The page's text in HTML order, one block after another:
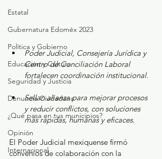
Estatal
Gubernatura Edoméx 2023
Política y Gobierno
Educación y Cultura
Seguridad y Justicia
Denuncia Ciudadana
¿Qué pasa en tus municipios?
Opinión
Internacional
Poder Judicial, Consejería Jurídica y
Centro de Conciliación Laboral
fortalecen coordinación institucional.
Sellan alianza para mejorar procesos
y reducir conflictos, con soluciones
más rápidas, humanas y eficaces.
El Poder Judicial mexiquense firmó
convenios de colaboración con la